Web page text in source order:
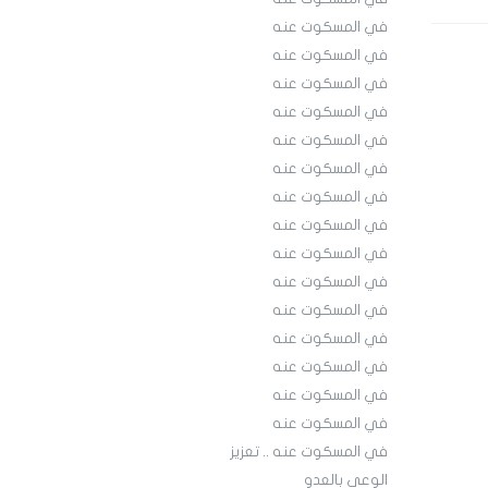
في المسكوت عنه
في المسكوت عنه
في المسكوت عنه
في المسكوت عنه
في المسكوت عنه
في المسكوت عنه
في المسكوت عنه
في المسكوت عنه
في المسكوت عنه
في المسكوت عنه
في المسكوت عنه
في المسكوت عنه
في المسكوت عنه
في المسكوت عنه
في المسكوت عنه
في المسكوت عنه .. تعزيز
الوعي بالعدو